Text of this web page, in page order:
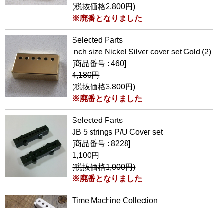
(税抜価格2,800円)
※廃番となりました
Selected Parts
Inch size Nickel Silver cover set Gold (2)
[商品番号 : 460]
4,180円
(税抜価格3,800円)
※廃番となりました
Selected Parts
JB 5 strings P/U Cover set
[商品番号 : 8228]
1,100円
(税抜価格1,000円)
※廃番となりました
Time Machine Collection